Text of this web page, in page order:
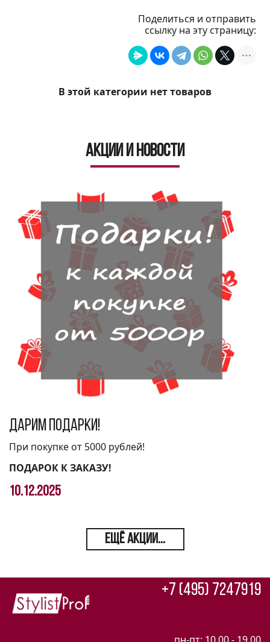
Поделиться и отправить
ссылку на эту страницу:
В этой категории нет товаров
Акции и новости
Дарим подарки!
При покупке от 5000 рублей!
ПОДАРОК К ЗАКАЗУ!
10.12.2025
ЕЩЁ АКЦИИ...
+7 (495) 7247919